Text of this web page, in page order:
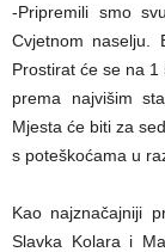
-Pripremili smo
Cvjetnom naselju.
Prostirat će se na
prema najvišim
Mjesta će biti za
s poteškoćama u
Kao najznačajniji
Slavka Kolara i